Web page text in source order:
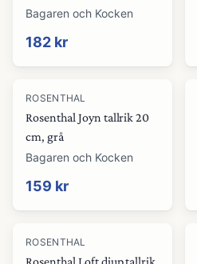
Bagaren och Kocken
182 kr
ROSENTHAL
Rosenthal Joyn tallrik 20
cm, grå
Bagaren och Kocken
159 kr
-31%
ROSENTHAL
Rosenthal Loft djup tallrik